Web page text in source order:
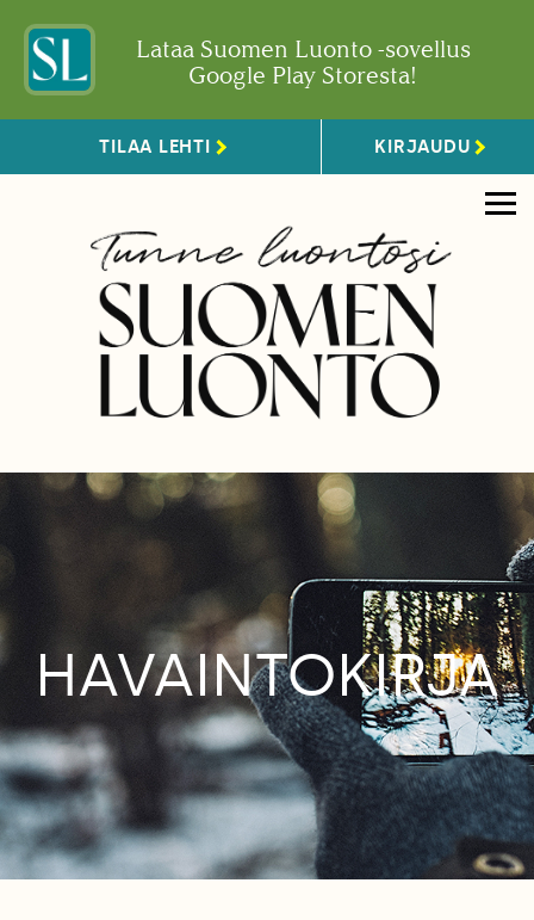
Lataa Suomen Luonto -sovellus
Google Play Storesta!
TILAA LEHTI KIRJAUDU
HAVAINTOKIRJA